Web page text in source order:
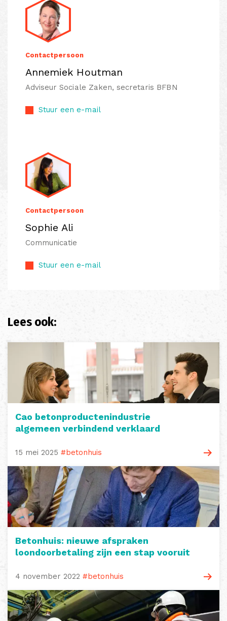
Contactpersoon
Annemiek Houtman
Adviseur Sociale Zaken, secretaris BFBN
Stuur een e-mail
Contactpersoon
Sophie Ali
Communicatie
Stuur een e-mail
Lees ook:
Cao betonproductenindustrie
algemeen verbindend verklaard
15 mei 2025 #betonhuis
Betonhuis: nieuwe afspraken
loondoorbetaling zijn een stap vooruit
4 november 2022 #betonhuis